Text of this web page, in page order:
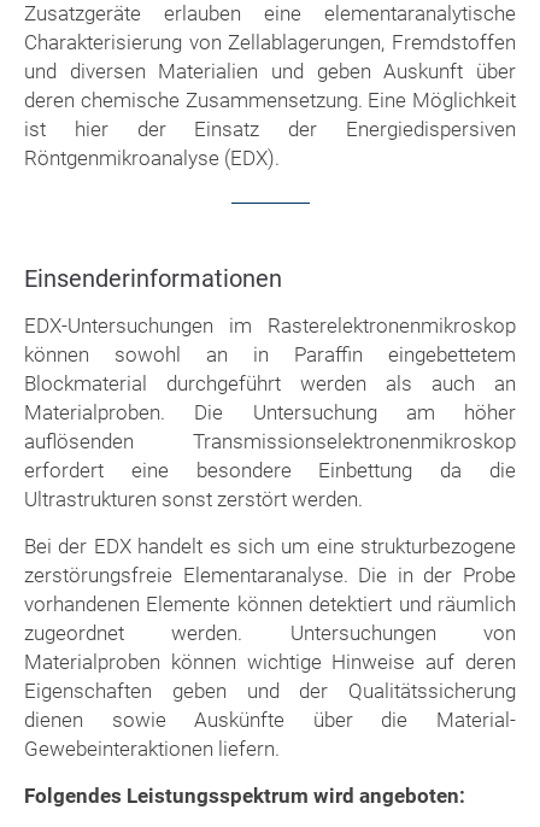
Zusatzgeräte erlauben eine elementaranalytische
Charakterisierung von Zellablagerungen, Fremdstoffen
und diversen Materialien und geben Auskunft über
deren chemische Zusammensetzung. Eine Möglichkeit
ist hier der Einsatz der Energiedispersiven
Röntgenmikroanalyse (EDX).
Einsenderinformationen
EDX-Untersuchungen im Rasterelektronenmikroskop
können sowohl an in Paraffin eingebettetem
Blockmaterial durchgeführt werden als auch an
Materialproben. Die Untersuchung am höher
auflösenden Transmissionselektronenmikroskop
erfordert eine besondere Einbettung da die
Ultrastrukturen sonst zerstört werden.
Bei der EDX handelt es sich um eine strukturbezogene
zerstörungsfreie Elementaranalyse. Die in der Probe
vorhandenen Elemente können detektiert und räumlich
zugeordnet werden. Untersuchungen von
Materialproben können wichtige Hinweise auf deren
Eigenschaften geben und der Qualitätssicherung
dienen sowie Auskünfte über die Material-
Gewebeinteraktionen liefern.
Folgendes Leistungsspektrum wird angeboten: